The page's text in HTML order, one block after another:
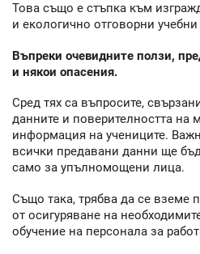
Това също е стъпка към
и екологично отговорни
Въпреки очевидните ползи,
и някои опасения.
Сред тях са въпросите,
данните и поверителността на
информация на учениците.
всички предавани данни ще
само за упълномощени лица.
Също така, трябва да се вземе
от осигуряване на
обучение на персонала за